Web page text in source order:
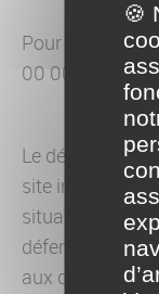
Pour plus
00 00
Le défenseur
site internet :
situations
défenseur des
aux questions.
🍪